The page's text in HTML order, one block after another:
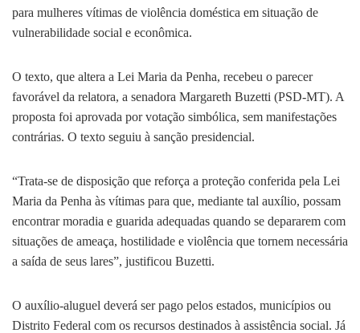
para mulheres vítimas de violência doméstica em situação de
vulnerabilidade social e econômica.
O texto, que altera a Lei Maria da Penha, recebeu o parecer
favorável da relatora, a senadora Margareth Buzetti (PSD-MT). A
proposta foi aprovada por votação simbólica, sem manifestações
contrárias. O texto seguiu à sanção presidencial.
“Trata-se de disposição que reforça a proteção conferida pela Lei
Maria da Penha às vítimas para que, mediante tal auxílio, possam
encontrar moradia e guarida adequadas quando se depararem com
situações de ameaça, hostilidade e violência que tornem necessária
a saída de seus lares”, justificou Buzetti.
O auxílio-aluguel deverá ser pago pelos estados, municípios ou
Distrito Federal com os recursos destinados à assistência social. Já